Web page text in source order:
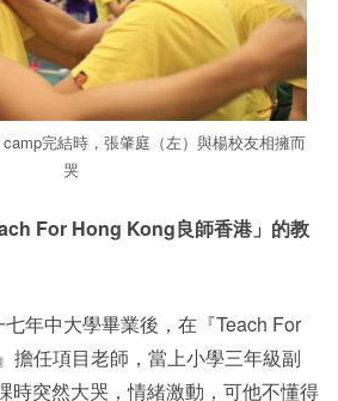
完結時，張肇庭（左）與楊校友相擁而
哭
For Hong Kong良師香港」的教
年中大學畢業後，在『Teach For
擔任項目老師，當上小學三年級副
時突然大哭，情緒激動，可他不懂得